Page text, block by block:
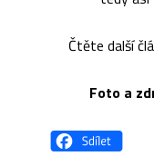
Čtěte další
Foto a